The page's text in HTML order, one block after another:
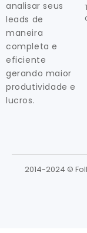
analisar seus
leads de
maneira
completa e
eficiente
gerando maior
produtividade e
lucros.
2014-2024 ©